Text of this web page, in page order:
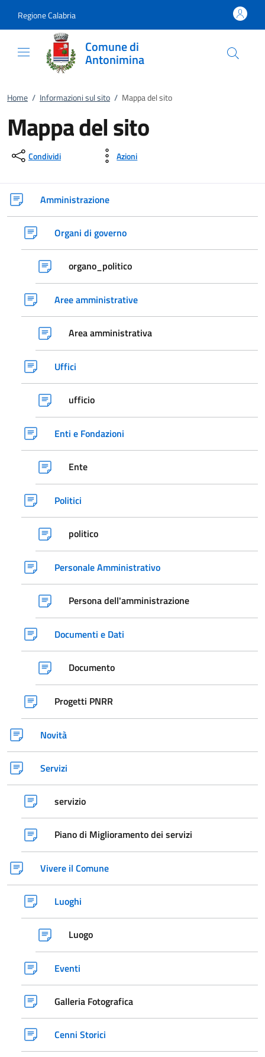
Regione Calabria
Comune di
Antonimina
Home / Informazioni sul sito / Mappa del sito
Mappa del sito
Condividi Azioni
Amministrazione
Organi di governo
organo_politico
Aree amministrative
Area amministrativa
Uffici
ufficio
Enti e Fondazioni
Ente
Politici
politico
Personale Amministrativo
Persona dell'amministrazione
Documenti e Dati
Documento
Progetti PNRR
Novità
Servizi
servizio
Piano di Miglioramento dei servizi
Vivere il Comune
Luoghi
Luogo
Eventi
Galleria Fotografica
Cenni Storici